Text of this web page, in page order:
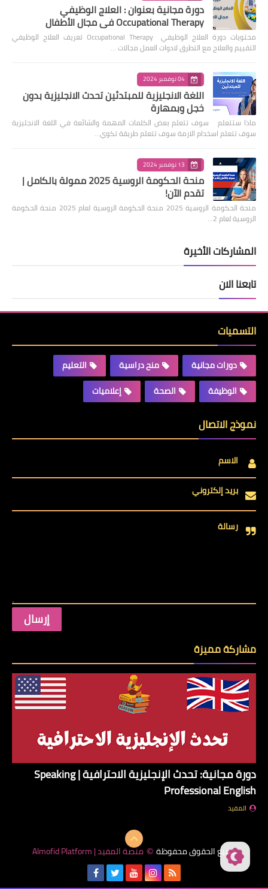
دورة مجانية بعنوان : العلاج الوظيفي
Occupational Therapy في مجال الأطفال
محتويات دورة العلاج الوظيفي Occupational Therapy تعريف العلاج الوظيفي
التقييم والعلاج مع التطرق لادوات العمل مجالات …
04 نوفمبر 2024
اللغة الانجليزية للمبتدئين تحدث الانجليزية بدون
خجل وبمهارة
ماذا ستتعلم سوف تتعلم بعض الكلمات المهمة والشائعة في اللغة الانجليزية
سوف تتعلم اسخدام الازمة سوف تتعلم طريقة تكوي…
13 نوفمبر 2024
منحة الحكومة الروسية 2025 ممولة بالكامل |
تقدم الآن!
منحة الحكومة الروسية 2025 منحة الحكومة الروسية لعام 2025 منحة الحكومة
الروسية لعام 2…
المشاركات الأخيرة
تابعنا الان
التسميات
دورات مجانية منح دراسية
التعليم
الوظيفة
الصحة إعلاميات
نموذج الاتصال
الاسم
بريد إلكتروني
رسالة
مشاركة مميزة
دورة مجانية: تحدث الإنجليزية الاحترافية | Speaking
Professional English
المفيد
جميع الحقوق محفوظة © منصة المفيد | Almofid Platform